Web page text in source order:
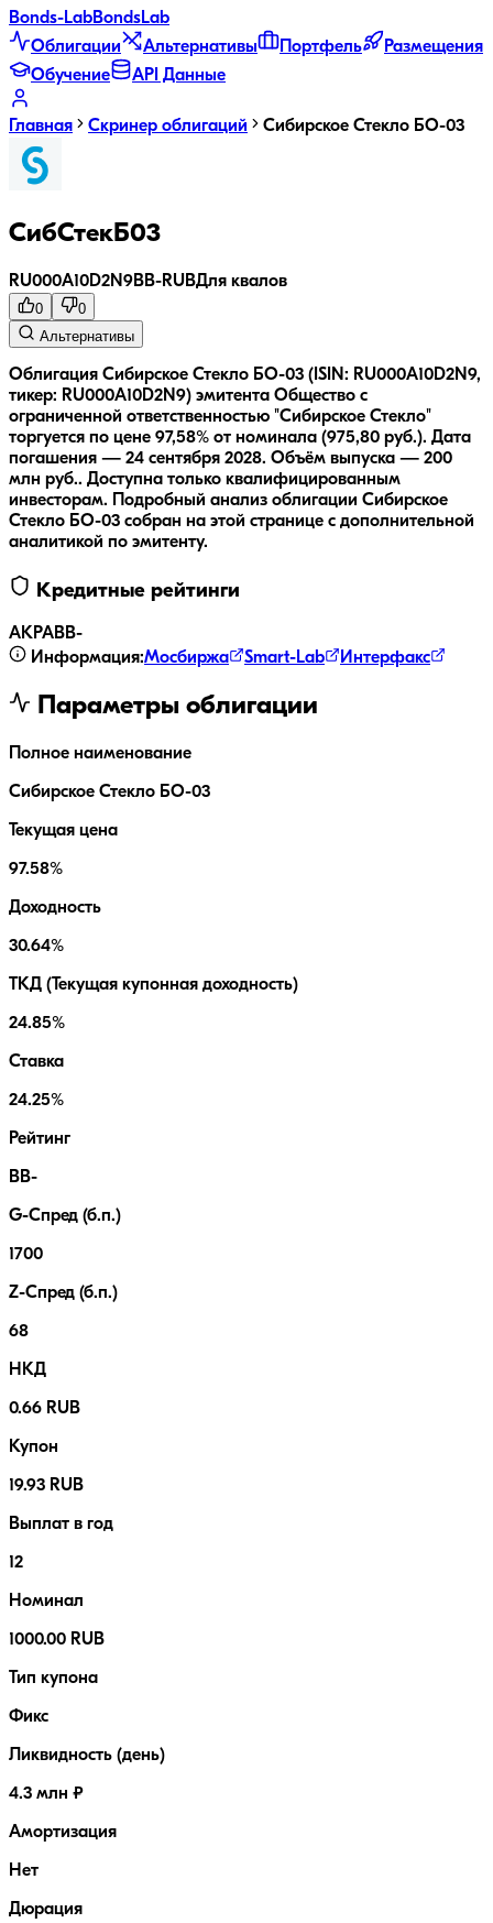
Bonds-LabBondsLab
Облигации
Альтернативы Портфель
Размещения
Обучение
API Данные
Главная Скринер облигаций Сибирское Стекло БО-03
СибСтекБ03
RU000A10D2N9BB-RUBДля квалов
0
0
Альтернативы
Облигация Сибирское Стекло БО-03 (ISIN: RU000A10D2N9,
тикер: RU000A10D2N9) эмитента Общество с
ограниченной ответственностью "Сибирское Стекло"
торгуется по цене 97,58% от номинала (975,80 руб.). Дата
погашения — 24 сентября 2028. Объём выпуска — 200
млн руб.. Доступна только квалифицированным
инвесторам.
Подробный анализ облигации Сибирское
Стекло БО-03 собран на этой странице с дополнительной
аналитикой по эмитенту.
Кредитные рейтинги
АКРАBB-
Информация:Мосбиржа Smart-Lab Интерфакс
Параметры облигации
Полное наименование
Сибирское Стекло БО-03
Текущая цена
97.58%
Доходность
30.64%
ТКД (Текущая купонная доходность)
24.85%
Ставка
24.25%
Рейтинг
BB-
G-Спред (б.п.)
1700
Z-Спред (б.п.)
68
НКД
0.66 RUB
Купон
19.93 RUB
Выплат в год
12
Номинал
1000.00 RUB
Тип купона
Фикс
Ликвидность (день)
4.3 млн ₽
Амортизация
Нет
Дюрация